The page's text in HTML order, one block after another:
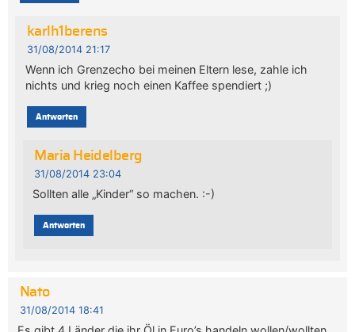
karlh1berens
31/08/2014 21:17
Wenn ich Grenzecho bei meinen Eltern lese, zahle ich
nichts und krieg noch einen Kaffee spendiert ;)
Antworten
Maria Heidelberg
31/08/2014 23:04
Sollten alle „Kinder“ so machen. :-)
Antworten
Nato
31/08/2014 18:41